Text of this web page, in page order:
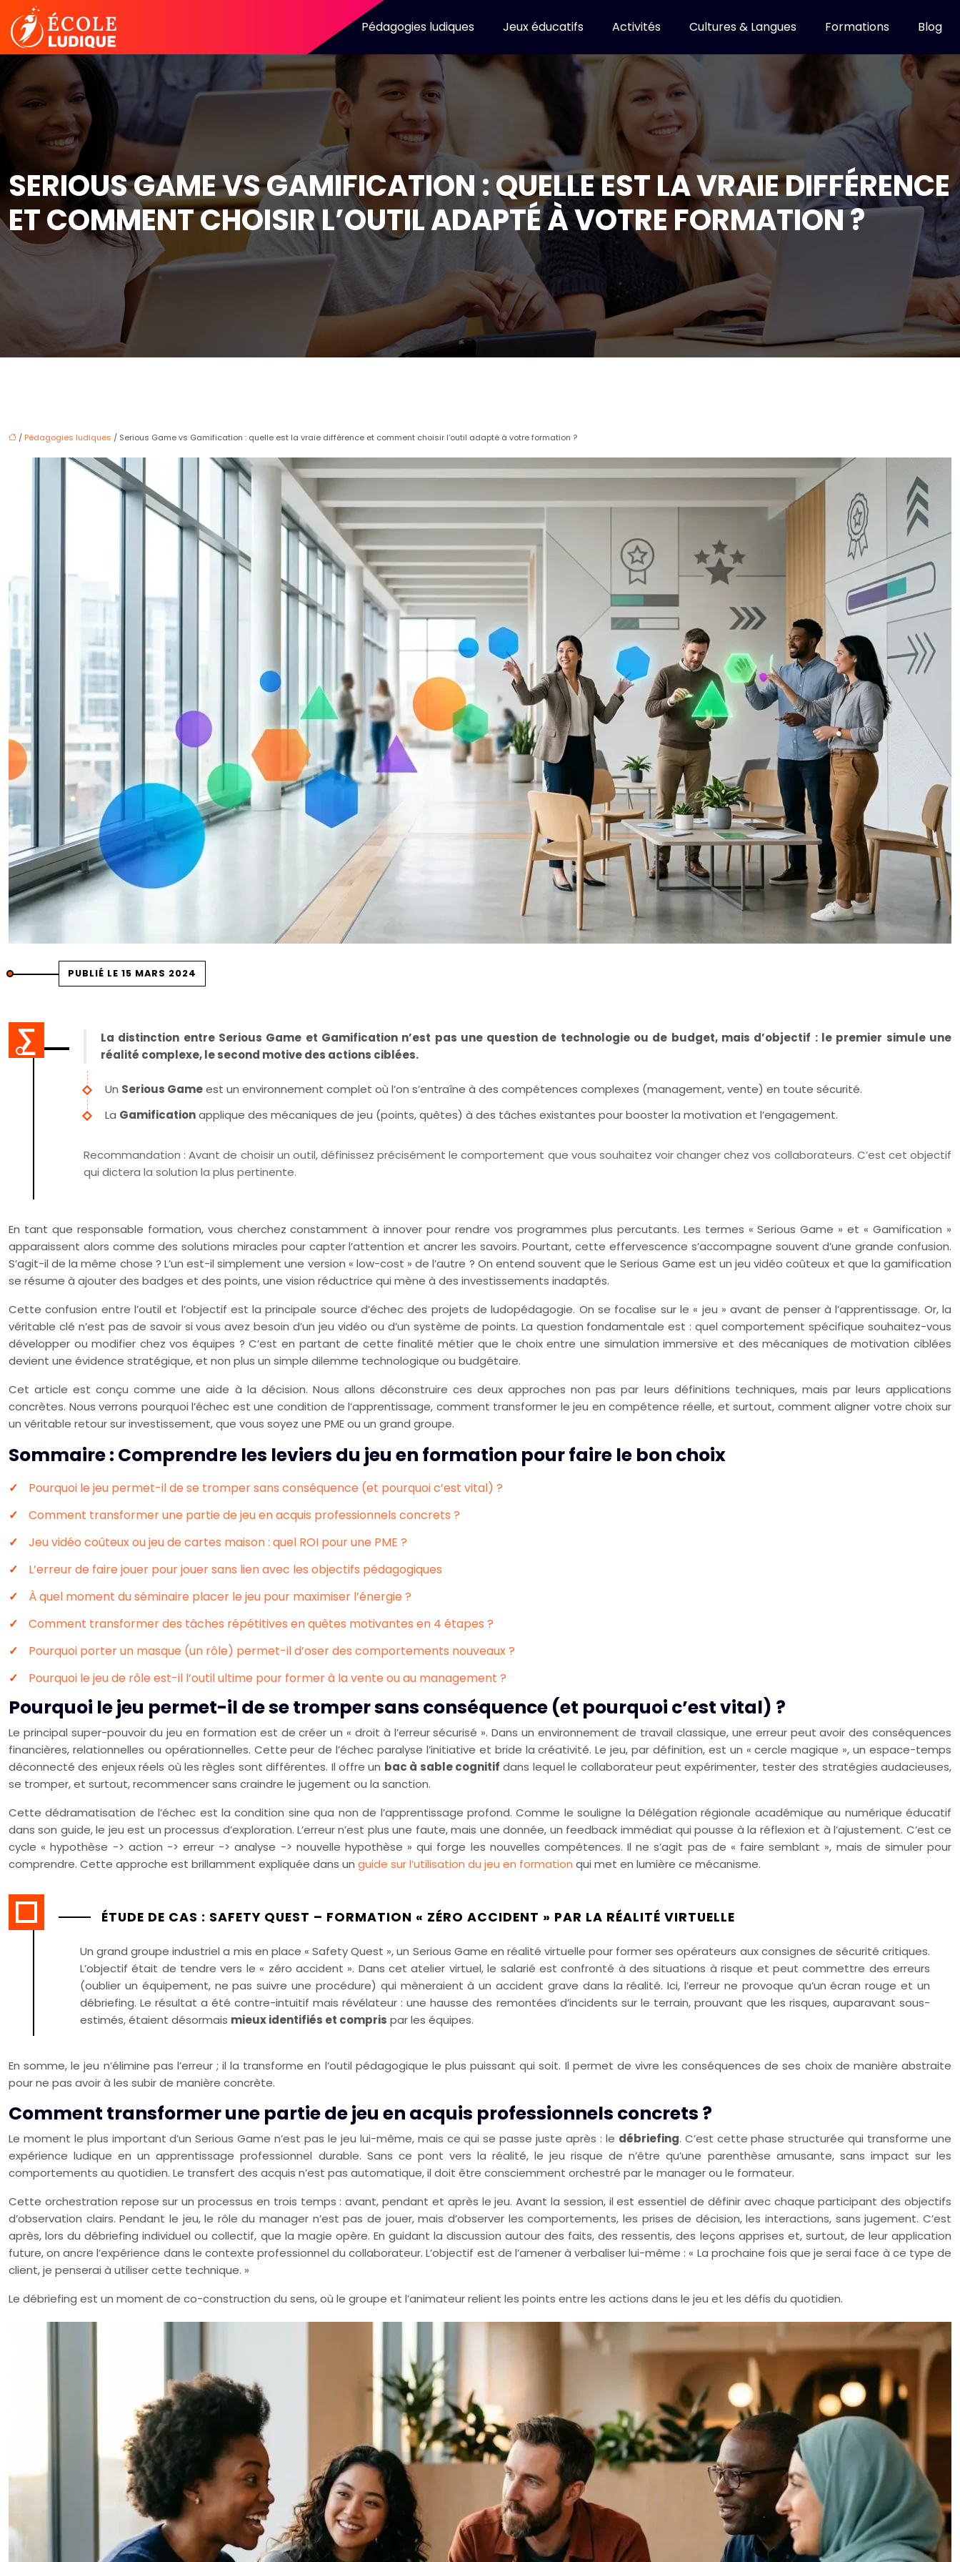
Pédagogies ludiques Jeux éducatifs Activités Cultures & Langues Formations Blog
SERIOUS GAME VS GAMIFICATION : QUELLE EST LA VRAIE DIFFÉRENCE
ET COMMENT CHOISIR L’OUTIL ADAPTÉ À VOTRE FORMATION ?
/ Pédagogies ludiques / Serious Game vs Gamification : quelle est la vraie différence et comment choisir l’outil adapté à votre formation ?
PUBLIÉ LE 15 MARS 2024
La distinction entre Serious Game et Gamification n’est pas une question de technologie ou de budget, mais d’objectif : le premier simule une
réalité complexe, le second motive des actions ciblées.
Un Serious Gameest un environnement complet où l’on s’entraîne à des compétences complexes (management, vente) en toute sécurité.
La Gamificationapplique des mécaniques de jeu (points, quêtes) à des tâches existantes pour booster la motivation et l’engagement.
Recommandation : Avant de choisir un outil, définissez précisément le comportement que vous souhaitez voir changer chez vos collaborateurs. C’est cet objectif
qui dictera la solution la plus pertinente.
En tant que responsable formation, vous cherchez constamment à innover pour rendre vos programmes plus percutants. Les termes « Serious Game » et « Gamification »
apparaissent alors comme des solutions miracles pour capter l’attention et ancrer les savoirs. Pourtant, cette effervescence s’accompagne souvent d’une grande confusion.
S’agit-il de la même chose ? L’un est-il simplement une version « low-cost » de l’autre ? On entend souvent que le Serious Game est un jeu vidéo coûteux et que la gamification
se résume à ajouter des badges et des points, une vision réductrice qui mène à des investissements inadaptés.
Cette confusion entre l’outil et l’objectif est la principale source d’échec des projets de ludopédagogie. On se focalise sur le « jeu » avant de penser à l’apprentissage. Or, la
véritable clé n’est pas de savoir si vous avez besoin d’un jeu vidéo ou d’un système de points. La question fondamentale est : quel comportement spécifique souhaitez-vous
développer ou modifier chez vos équipes ? C’est en partant de cette finalité métier que le choix entre une simulation immersive et des mécaniques de motivation ciblées
devient une évidence stratégique, et non plus un simple dilemme technologique ou budgétaire.
Cet article est conçu comme une aide à la décision. Nous allons déconstruire ces deux approches non pas par leurs définitions techniques, mais par leurs applications
concrètes. Nous verrons pourquoi l’échec est une condition de l’apprentissage, comment transformer le jeu en compétence réelle, et surtout, comment aligner votre choix sur
un véritable retour sur investissement, que vous soyez une PME ou un grand groupe.
Sommaire : Comprendre les leviers du jeu en formation pour faire le bon choix
Pourquoi le jeu permet-il de se tromper sans conséquence (et pourquoi c’est vital) ?
Comment transformer une partie de jeu en acquis professionnels concrets ?
Jeu vidéo coûteux ou jeu de cartes maison : quel ROI pour une PME ?
L’erreur de faire jouer pour jouer sans lien avec les objectifs pédagogiques
À quel moment du séminaire placer le jeu pour maximiser l’énergie ?
Comment transformer des tâches répétitives en quêtes motivantes en 4 étapes ?
Pourquoi porter un masque (un rôle) permet-il d’oser des comportements nouveaux ?
Pourquoi le jeu de rôle est-il l’outil ultime pour former à la vente ou au management ?
Pourquoi le jeu permet-il de se tromper sans conséquence (et pourquoi c’est vital) ?
Le principal super-pouvoir du jeu en formation est de créer un « droit à l’erreur sécurisé ». Dans un environnement de travail classique, une erreur peut avoir des conséquences
financières, relationnelles ou opérationnelles. Cette peur de l’échec paralyse l’initiative et bride la créativité. Le jeu, par définition, est un « cercle magique », un espace-temps
déconnecté des enjeux réels où les règles sont différentes. Il offre un bac à sable cognitif dans lequel le collaborateur peut expérimenter, tester des stratégies audacieuses,
se tromper, et surtout, recommencer sans craindre le jugement ou la sanction.
Cette dédramatisation de l’échec est la condition sine qua non de l’apprentissage profond. Comme le souligne la Délégation régionale académique au numérique éducatif
dans son guide, le jeu est un processus d’exploration. L’erreur n’est plus une faute, mais une donnée, un feedback immédiat qui pousse à la réflexion et à l’ajustement. C’est ce
cycle « hypothèse -> action -> erreur -> analyse -> nouvelle hypothèse » qui forge les nouvelles compétences. Il ne s’agit pas de « faire semblant », mais de simuler pour
comprendre. Cette approche est brillamment expliquée dans un guide sur l’utilisation du jeu en formation qui met en lumière ce mécanisme.
ÉTUDE DE CAS : SAFETY QUEST – FORMATION « ZÉRO ACCIDENT » PAR LA RÉALITÉ VIRTUELLE
Un grand groupe industriel a mis en place « Safety Quest », un Serious Game en réalité virtuelle pour former ses opérateurs aux consignes de sécurité critiques.
L’objectif était de tendre vers le « zéro accident ». Dans cet atelier virtuel, le salarié est confronté à des situations à risque et peut commettre des erreurs
(oublier un équipement, ne pas suivre une procédure) qui mèneraient à un accident grave dans la réalité. Ici, l’erreur ne provoque qu’un écran rouge et un
débriefing. Le résultat a été contre-intuitif mais révélateur : une hausse des remontées d’incidents sur le terrain, prouvant que les risques, auparavant sous-
estimés, étaient désormais mieux identifiés et compris par les équipes.
En somme, le jeu n’élimine pas l’erreur ; il la transforme en l’outil pédagogique le plus puissant qui soit. Il permet de vivre les conséquences de ses choix de manière abstraite
pour ne pas avoir à les subir de manière concrète.
Comment transformer une partie de jeu en acquis professionnels concrets ?
Le moment le plus important d’un Serious Game n’est pas le jeu lui-même, mais ce qui se passe juste après : le débriefing. C’est cette phase structurée qui transforme une
expérience ludique en un apprentissage professionnel durable. Sans ce pont vers la réalité, le jeu risque de n’être qu’une parenthèse amusante, sans impact sur les
comportements au quotidien. Le transfert des acquis n’est pas automatique, il doit être consciemment orchestré par le manager ou le formateur.
Cette orchestration repose sur un processus en trois temps : avant, pendant et après le jeu. Avant la session, il est essentiel de définir avec chaque participant des objectifs
d’observation clairs. Pendant le jeu, le rôle du manager n’est pas de jouer, mais d’observer les comportements, les prises de décision, les interactions, sans jugement. C’est
après, lors du débriefing individuel ou collectif, que la magie opère. En guidant la discussion autour des faits, des ressentis, des leçons apprises et, surtout, de leur application
future, on ancre l’expérience dans le contexte professionnel du collaborateur. L’objectif est de l’amener à verbaliser lui-même : « La prochaine fois que je serai face à ce type de
client, je penserai à utiliser cette technique. »
Le débriefing est un moment de co-construction du sens, où le groupe et l’animateur relient les points entre les actions dans le jeu et les défis du quotidien.